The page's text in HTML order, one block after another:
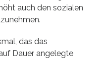
auch den sozialen
das das
Dauer angelegte